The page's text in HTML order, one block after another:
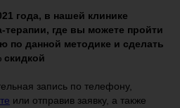
года, в нашей клинике
терапии, где вы можете пройти
по данной методике и сделать
скидкой
запись по телефону,
или отправив заявку, а также